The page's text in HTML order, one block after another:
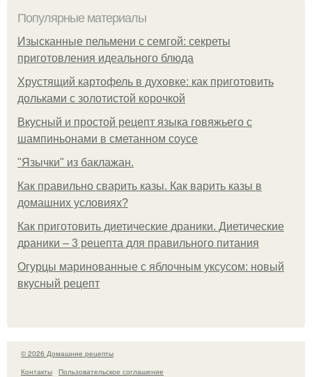
Популярные материалы
Изысканные пельмени с семгой: секреты
приготовления идеального блюда
Хрустящий картофель в духовке: как приготовить
дольками с золотистой корочкой
Вкусный и простой рецепт языка говяжьего с
шампиньонами в сметанном соусе
"Язычки" из баклажан.
Как правильно сварить казы. Как варить казы в
домашних условиях?
Как приготовить диетические драники. Диетические
драники – 3 рецепта для правильного питания
Огурцы маринованные с яблочным уксусом: новый
вкусный рецепт
© 2026 Домашние рецепты
Контакты
Пользовательское соглашение